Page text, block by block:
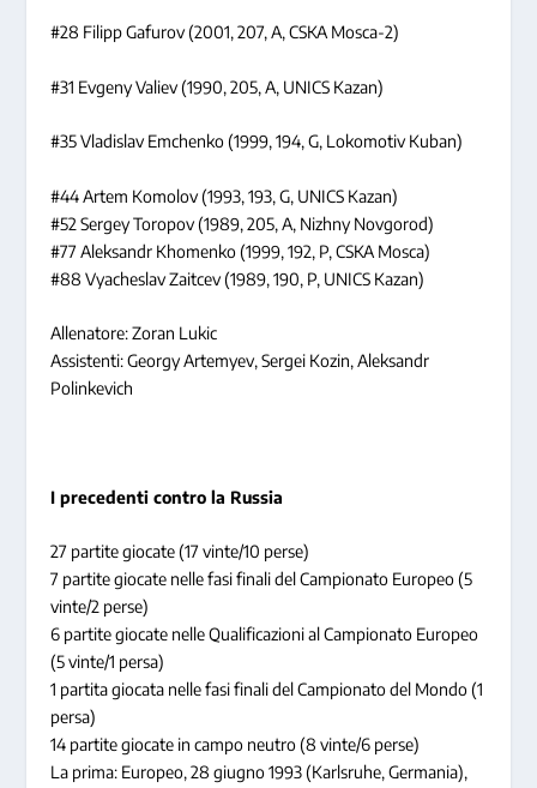
#28 Filipp Gafurov (2001, 207, A, CSKA Mosca-2)
#31 Evgeny Valiev (1990, 205, A, UNICS Kazan)
#35 Vladislav Emchenko (1999, 194, G, Lokomotiv Kuban)
#44 Artem Komolov (1993, 193, G, UNICS Kazan)
#52 Sergey Toropov (1989, 205, A, Nizhny Novgorod)
#77 Aleksandr Khomenko (1999, 192, P, CSKA Mosca)
#88 Vyacheslav Zaitcev (1989, 190, P, UNICS Kazan)
Allenatore: Zoran Lukic
Assistenti: Georgy Artemyev, Sergei Kozin, Aleksandr
Polinkevich
I precedenti contro la Russia
27 partite giocate (17 vinte/10 perse)
7 partite giocate nelle fasi finali del Campionato Europeo (5
vinte/2 perse)
6 partite giocate nelle Qualificazioni al Campionato Europeo
(5 vinte/1 persa)
1 partita giocata nelle fasi finali del Campionato del Mondo (1
persa)
14 partite giocate in campo neutro (8 vinte/6 perse)
La prima: Europeo, 28 giugno 1993 (Karlsruhe, Germania),